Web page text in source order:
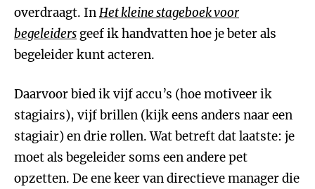
overdraagt. InHet kleine stageboek voor
begeleiders geef ik handvatten hoe je beter als
begeleider kunt acteren.
Daarvoor bied ik vijf accu’s (hoe motiveer ik
stagiairs), vijf brillen (kijk eens anders naar een
stagiair) en drie rollen. Wat betreft dat laatste: je
moet als begeleider soms een andere pet
opzetten. De ene keer van directieve manager die